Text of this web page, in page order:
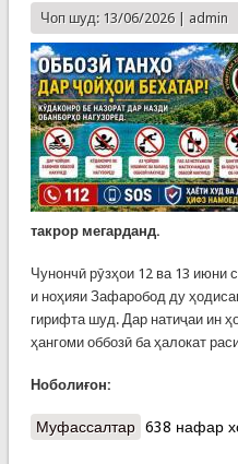
Чоп шуд: 13/06/2026 | admin
такрор мегарданд.
Чунончӣ рӯзҳои 12 ва 13 июни
и ноҳияи Зафаробод ду
гирифта шуд. Дар натиҷаи ин
ҳангоми оббозӣ ба ҳалокат
Ноболиғон:
Муфассалтаро КҲФ-
638 нафар